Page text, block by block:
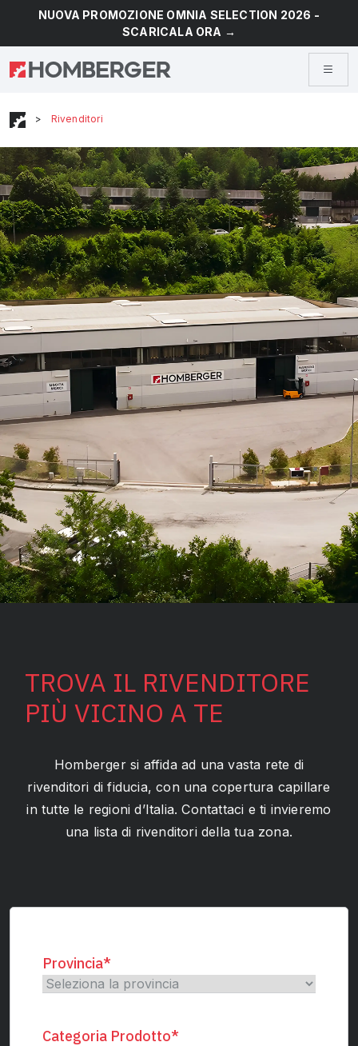
NUOVA PROMOZIONE OMNIA SELECTION 2026 -
SCARICALA ORA →
> Rivenditori
TROVA IL RIVENDITORE
PIÙ VICINO A TE
Homberger si affida ad una vasta rete di
rivenditori di fiducia, con una copertura capillare
in tutte le regioni d’Italia. Contattaci e ti invieremo
una lista di rivenditori della tua zona.
Provincia*
Categoria Prodotto*